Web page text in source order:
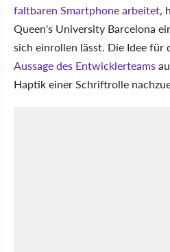
faltbaren Smartphone arbeitet,
Queen's University Barcelona
sich einrollen lässt. Die Idee für
Aussage des Entwicklerteams
Haptik einer Schriftrolle